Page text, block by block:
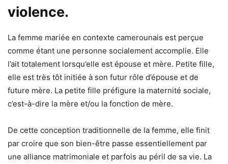
violence.
La femme mariée en contexte camerounais est perçue
comme étant une personne socialement accomplie. Elle
l’ait totalement lorsqu’elle est épouse et mère. Petite fille,
elle est très tôt initiée à son futur rôle d’épouse et de
future mère. La petite fille préfigure la maternité sociale,
c’est-à-dire la mère et/ou la fonction de mère.
De cette conception traditionnelle de la femme, elle finit
par croire que son bien-être passe essentiellement par
une alliance matrimoniale et parfois au péril de sa vie. La